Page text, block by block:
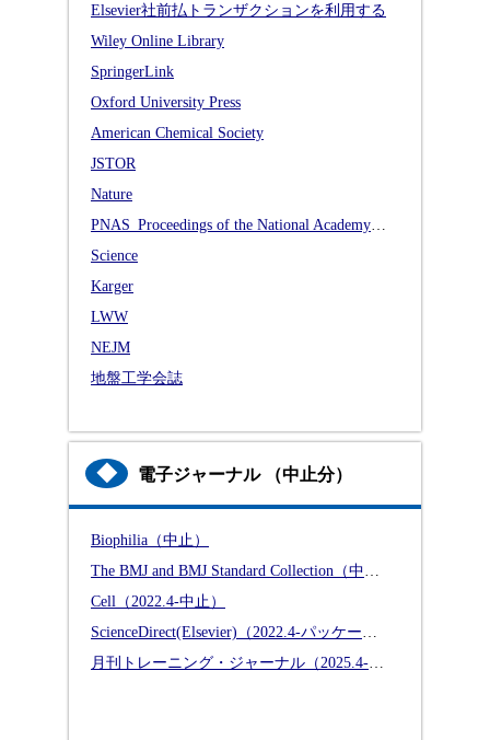
Elsevier社前払トランザクションを利用する
Wiley Online Library
SpringerLink
Oxford University Press
American Chemical Society
JSTOR
Nature
PNAS_Proceedings of the National Academy of Sciences of the United States of America
Science
Karger
LWW
NEJM
地盤工学会誌
◆ 電子ジャーナル （中止分）
Biophilia（中止）
The BMJ and BMJ Standard Collection（中止）
Cell（2022.4-中止）
ScienceDirect(Elsevier)（2022.4-パッケージ契約中止）
月刊トレーニング・ジャーナル（2025.4-中止）